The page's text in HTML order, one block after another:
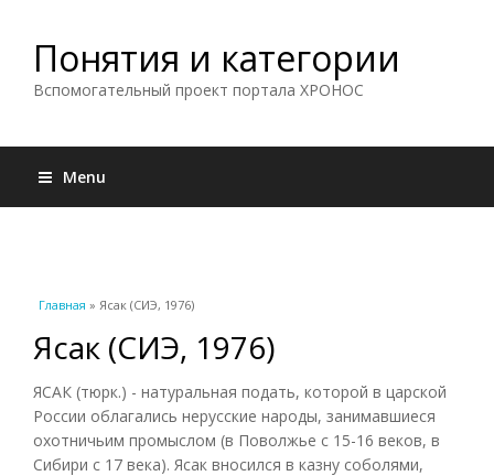
Понятия и категории
Вспомогательный проект портала ХРОНОС
Menu
Вы здесь
Главная » Ясак (СИЭ, 1976)
Ясак (СИЭ, 1976)
ЯСАК (тюрк.) - натуральная подать, которой в царской
России облагались нерусские народы, занимавшиеся
охотничьим промыслом (в Поволжье с 15-16 веков, в
Сибири с 17 века). Ясак вносился в казну соболями,